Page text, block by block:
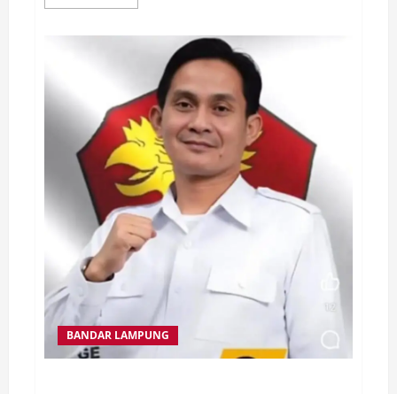
more
Kabupaten
Lampung
Apresiasi
Prestasi
PT
BPR
Syariah
Kotabumi
Raih
Penghargaan
di
7th
TOP
Digital
Corporate
Brand
Award
2025
BANDAR LAMPUNG